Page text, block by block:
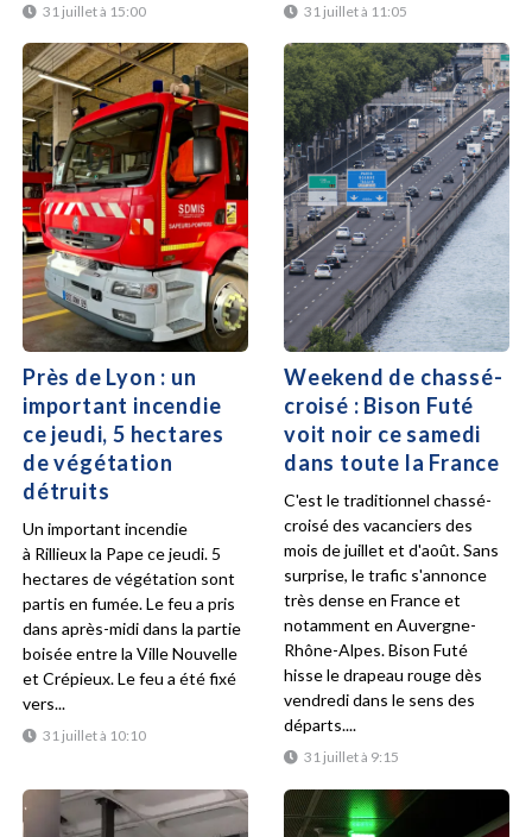
31 juillet à 15:00 31 juillet à 11:05
Près de Lyon : un
important incendie
ce jeudi, 5 hectares
de végétation
détruits
31 juillet à 10:10
Un important incendie
à Rillieux la Pape ce jeudi. 5
hectares de végétation sont
partis en fumée. Le feu a pris
dans après-midi dans la partie
boisée entre la Ville Nouvelle
et Crépieux. Le feu a été fixé
vers...
Weekend de chassé-
croisé : Bison Futé
voit noir ce samedi
dans toute la France
31 juillet à 9:15
C'est le traditionnel chassé-
croisé des vacanciers des
mois de juillet et d'août. Sans
surprise, le trafic s'annonce
très dense en France et
notamment en Auvergne-
Rhône-Alpes. Bison Futé
hisse le drapeau rouge dès
vendredi dans le sens des
départs....